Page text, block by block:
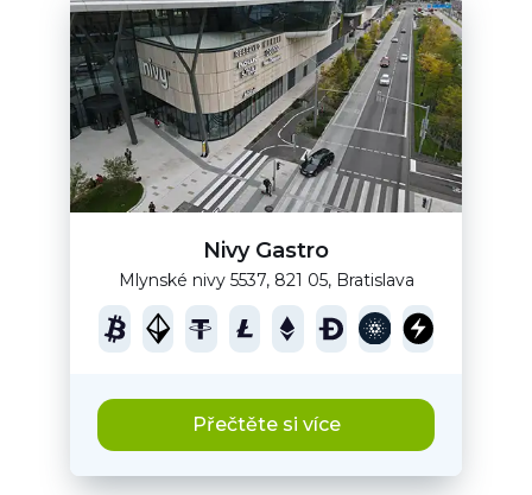
Nivy Gastro
Mlynské nivy 5537, 821 05, Bratislava
Přečtěte si více